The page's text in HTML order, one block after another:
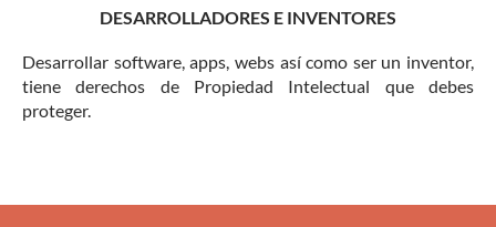
DESARROLLADORES E INVENTORES
Desarrollar software, apps, webs así como ser un inventor,
tiene derechos de Propiedad Intelectual que debes
proteger.